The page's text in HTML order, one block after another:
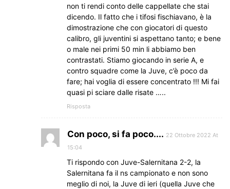
non ti rendi conto delle cappellate che stai
dicendo. Il fatto che i tifosi fischiavano, è la
dimostrazione che con giocatori di questo
calibro, gli juventini si aspettano tanto; e bene
o male nei primi 50 min li abbiamo ben
contrastati. Stiamo giocando in serie A, e
contro squadre come la Juve, c’è poco da
fare; hai voglia di essere concentrato !!! Mi fai
quasi pi sciare dalle risate …..
Risposta
Con poco, si fa poco.... 22 Ottobre 2022 At
15:04
Ti rispondo con Juve-Salernitana 2-2, la
Salernitana fa il ns campionato e non sono
meglio di noi, la Juve di ieri (quella Juve che